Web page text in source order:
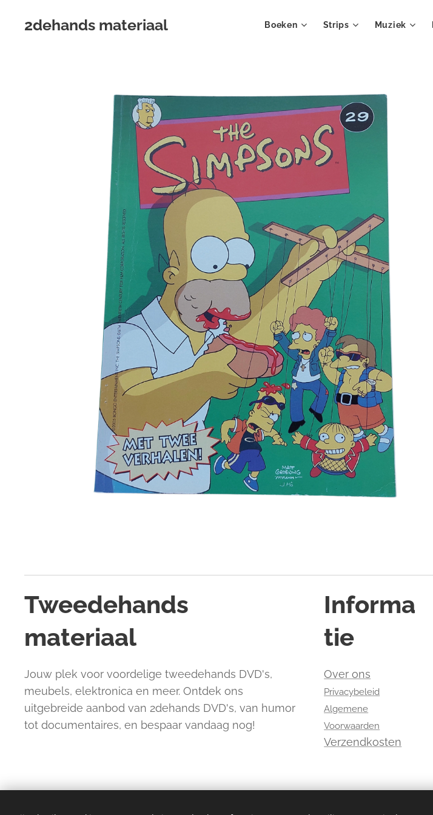
2dehands materiaal Boeken Strips Muziek
Tweedehands
materiaal
Jouw plek voor voordelige tweedehands DVD's,
meubels, elektronica en meer. Ontdek ons
uitgebreide aanbod van 2dehands DVD's, van humor
tot documentaires, en bespaar vandaag nog!
Informa
tie
Over ons
Privacybeleid
Algemene
Voorwaarden
Verzendkosten